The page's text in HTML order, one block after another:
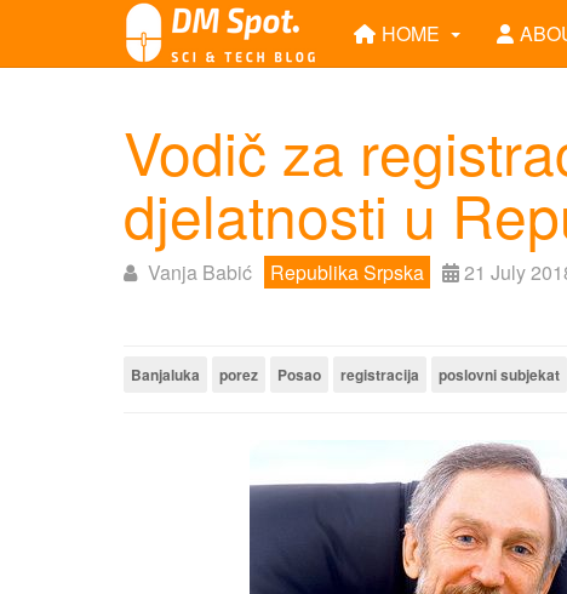
HOME
Vodič za
djelatnosti u
Vanja Babić Republika Srpska 21 July
Banjaluka porez Posao registracija poslovni subjekat